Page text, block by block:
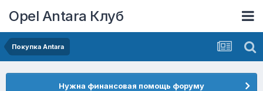
Opel Antara Клуб
Покупка Antara
Нужна финансовая помощь форуму